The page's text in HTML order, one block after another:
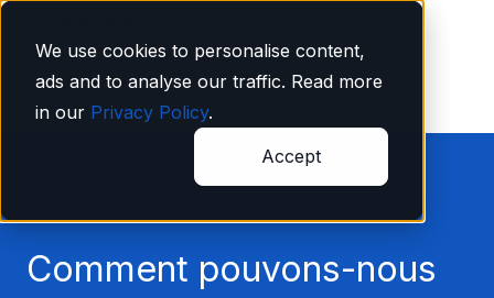
We use cookies to personalise content,
ads and to analyse our traffic. Read more
in our Privacy Policy.
Accept
Comment pouvons-nous